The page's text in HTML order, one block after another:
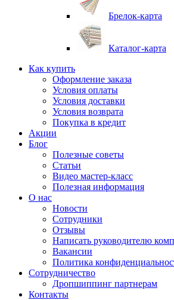
Брелок-карта
Каталог-карта
Как купить
Оформление заказа
Условия оплаты
Условия доставки
Условия возврата
Покупка в кредит
Акции
Блог
Полезные советы
Статьи
Видео мастер-класс
Полезная информация
О нас
Новости
Сотрудники
Отзывы
Написать руководителю
Вакансии
Политика
Сотрудничество
Дропшиппинг партнерам
Контакты